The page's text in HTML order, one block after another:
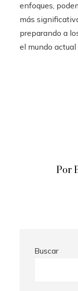
enfoques,
más
preparando a
el mundo actual
Por
Buscar